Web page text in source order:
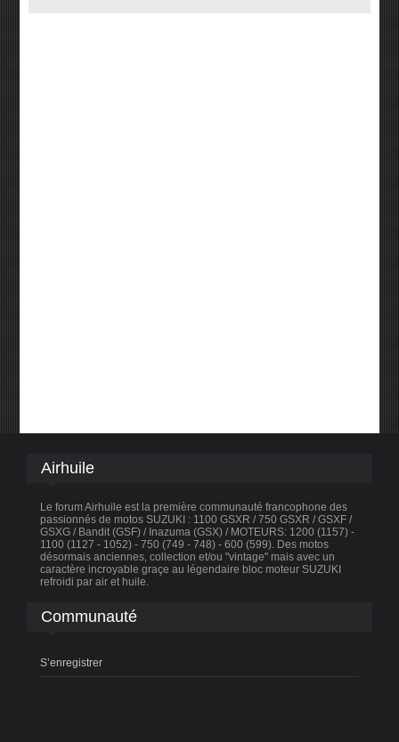
Airhuile
Le forum Airhuile est la première communauté francophone des
passionnés de motos SUZUKI : 1100 GSXR / 750 GSXR / GSXF /
GSXG / Bandit (GSF) / Inazuma (GSX) / MOTEURS: 1200 (1157) -
1100 (1127 - 1052) - 750 (749 - 748) - 600 (599). Des motos
désormais anciennes, collection et/ou "vintage" mais avec un
caractère incroyable graçe au légendaire bloc moteur SUZUKI
refroidi par air et huile.
Communauté
S’enregistrer